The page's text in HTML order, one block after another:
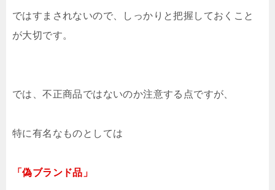
ではすまされないので、しっかりと把握しておくこと
が大切です。
では、不正商品ではないのか注意する点ですが、
特に有名なものとしては
「偽ブランド品」